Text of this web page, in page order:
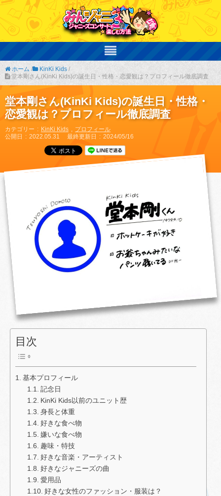
ホーム / KinKi Kids /
堂本剛さん(KinKi Kids)の誕生日・性格・恋愛観は？プロフィール徹底調査
堂本剛さん(KinKi Kids)の誕生日・性格・
恋愛観は？プロフィール徹底調査
カテゴリー KinKi Kids
プロフィール
公開日
2022.05.31 最終更新日 2024/05/16
目次
基本プロフィール
記念日
KinKi Kids以前のユニット歴
身長と体重
好きな食べ物
嫌いな食べ物
趣味・特技
好きな音楽・アーティスト
好きなジャニーズの曲
愛用品
好きな女性のファッション・服装は？